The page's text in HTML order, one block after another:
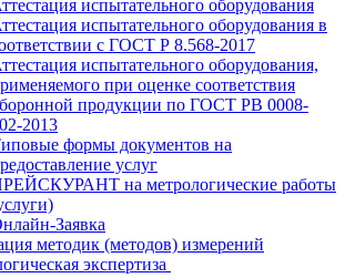
испытательного оборудования
испытательного оборудования в
с ГОСТ Р 8.568-2017
испытательного оборудования,
при оценке соответствия
продукции по ГОСТ РВ 0008-
2013
формы документов на
услуг
на метрологические работы
Заявка
методик (методов) измерений
экспертиза